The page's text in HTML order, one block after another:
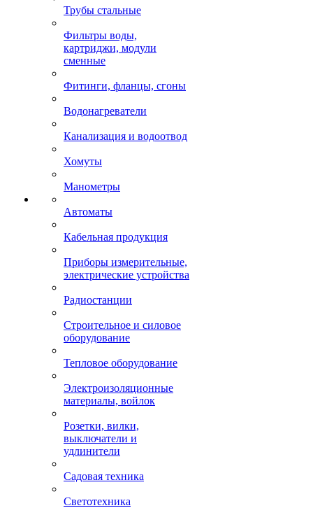
Трубы стальные
Фильтры воды,
картриджи, модули
сменные
Фитинги, фланцы, сгоны
Водонагреватели
Канализация и водоотвод
Хомуты
Манометры
Автоматы
Кабельная продукция
Приборы измерительные,
электрические устройства
Радиостанции
Строительное и силовое
оборудование
Тепловое оборудование
Электроизоляционные
материалы, войлок
Розетки, вилки,
выключатели и
удлинители
Садовая техника
Светотехника